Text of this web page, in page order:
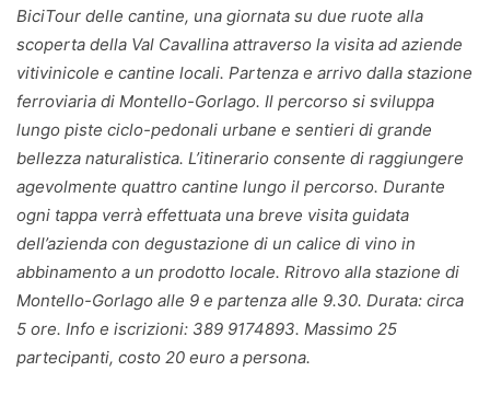
BiciTour delle cantine, una giornata su due ruote alla
scoperta della Val Cavallina attraverso la visita ad aziende
vitivinicole e cantine locali. Partenza e arrivo dalla stazione
ferroviaria di Montello-Gorlago. Il percorso si sviluppa
lungo piste ciclo-pedonali urbane e sentieri di grande
bellezza naturalistica. L’itinerario consente di raggiungere
agevolmente quattro cantine lungo il percorso. Durante
ogni tappa verrà effettuata una breve visita guidata
dell’azienda con degustazione di un calice di vino in
abbinamento a un prodotto locale. Ritrovo alla stazione di
Montello-Gorlago alle 9 e partenza alle 9.30. Durata: circa
5 ore. Info e iscrizioni: 389 9174893. Massimo 25
partecipanti, costo 20 euro a persona.